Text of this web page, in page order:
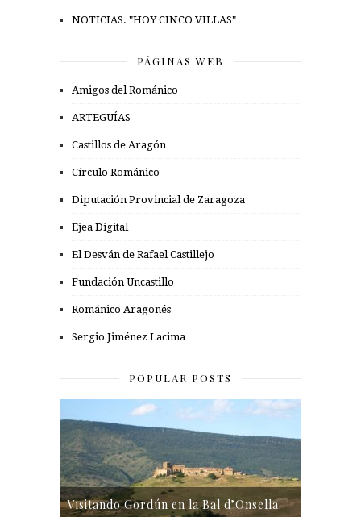
NOTICIAS. "HOY CINCO VILLAS"
PÁGINAS WEB
Amigos del Románico
ARTEGUÍAS
Castillos de Aragón
Círculo Románico
Diputación Provincial de Zaragoza
Ejea Digital
El Desván de Rafael Castillejo
Fundación Uncastillo
Románico Aragonés
Sergio Jiménez Lacima
POPULAR POSTS
Visitando Gordún en la Bal d’Onsella.